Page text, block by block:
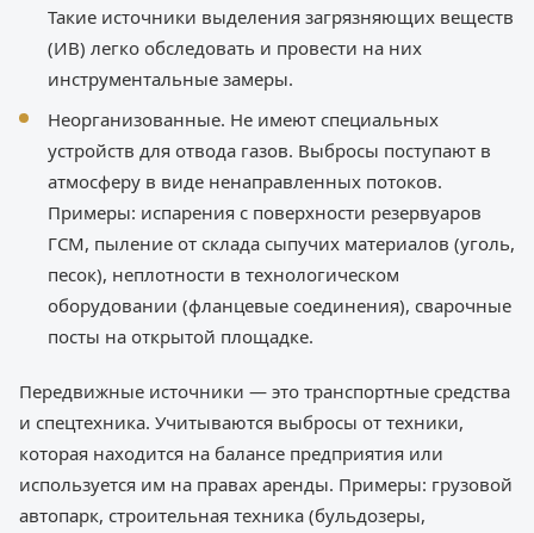
Такие источники выделения загрязняющих веществ
(ИВ) легко обследовать и провести на них
инструментальные замеры.
Неорганизованные. Не имеют специальных
устройств для отвода газов. Выбросы поступают в
атмосферу в виде ненаправленных потоков.
Примеры: испарения с поверхности резервуаров
ГСМ, пыление от склада сыпучих материалов (уголь,
песок), неплотности в технологическом
оборудовании (фланцевые соединения), сварочные
посты на открытой площадке.
Передвижные источники — это транспортные средства
и спецтехника. Учитываются выбросы от техники,
которая находится на балансе предприятия или
используется им на правах аренды. Примеры: грузовой
автопарк, строительная техника (бульдозеры,